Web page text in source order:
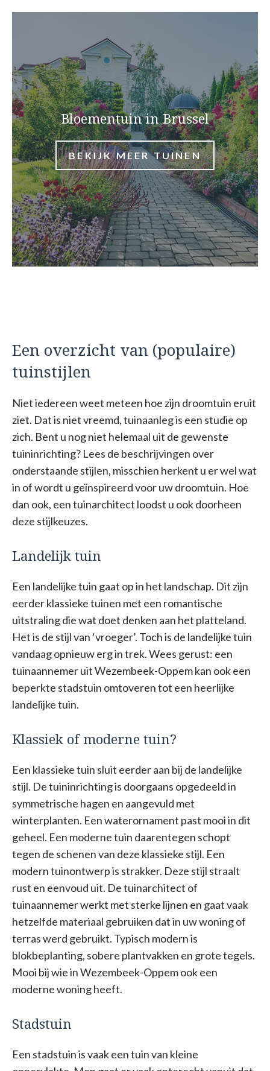
Bloementuin in Brussel
BEKIJK MEER TUINEN
Een overzicht van (populaire)
tuinstijlen
Niet iedereen weet meteen hoe zijn droomtuin eruit
ziet. Dat is niet vreemd, tuinaanleg is een studie op
zich. Bent u nog niet helemaal uit de gewenste
tuininrichting? Lees de beschrijvingen over
onderstaande stijlen, misschien herkent u er wel wat
in of wordt u geïnspireerd voor uw droomtuin. Hoe
dan ook, een tuinarchitect loodst u ook doorheen
deze stijlkeuzes.
Landelijk tuin
Een landelijke tuin gaat op in het landschap. Dit zijn
eerder klassieke tuinen met een romantische
uitstraling die wat doet denken aan het platteland.
Het is de stijl van ‘vroeger’. Toch is de landelijke tuin
vandaag opnieuw erg in trek. Wees gerust: een
tuinaannemer uit Wezembeek-Oppem kan ook een
beperkte stadstuin omtoveren tot een heerlijke
landelijke tuin.
Klassiek of moderne tuin?
Een klassieke tuin sluit eerder aan bij de landelijke
stijl. De tuininrichting is doorgaans opgedeeld in
symmetrische hagen en aangevuld met
winterplanten. Een waterornament past mooi in dit
geheel. Een moderne tuin daarentegen schopt
tegen de schenen van deze klassieke stijl. Een
modern tuinontwerp is strakker. Deze stijl straalt
rust en eenvoud uit. De tuinarchitect of
tuinaannemer werkt met sterke lijnen en gaat vaak
hetzelfde materiaal gebruiken dat in uw woning of
terras werd gebruikt. Typisch modern is
blokbeplanting, sobere plantvakken en grote tegels.
Mooi bij wie in Wezembeek-Oppem ook een
moderne woning heeft.
Stadstuin
Een stadstuin is vaak een tuin van kleine